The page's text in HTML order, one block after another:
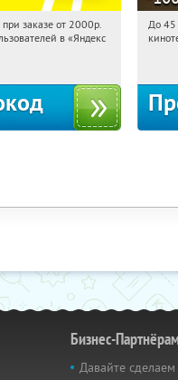
Получили:65
заказе от 2000р.
в «Яндекс
До 45
Бизнес-
Давайте